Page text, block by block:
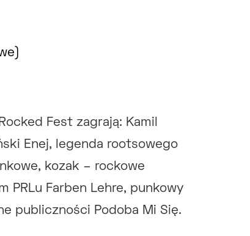
Fest zagrają: Kamil
Enej, legenda rootsowego
kozak – rockowe
PRLu Farben Lehre, punkowy
publiczności Podoba Mi Się.